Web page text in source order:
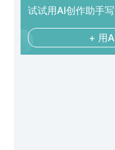
试试用AI创作助手
+ 用